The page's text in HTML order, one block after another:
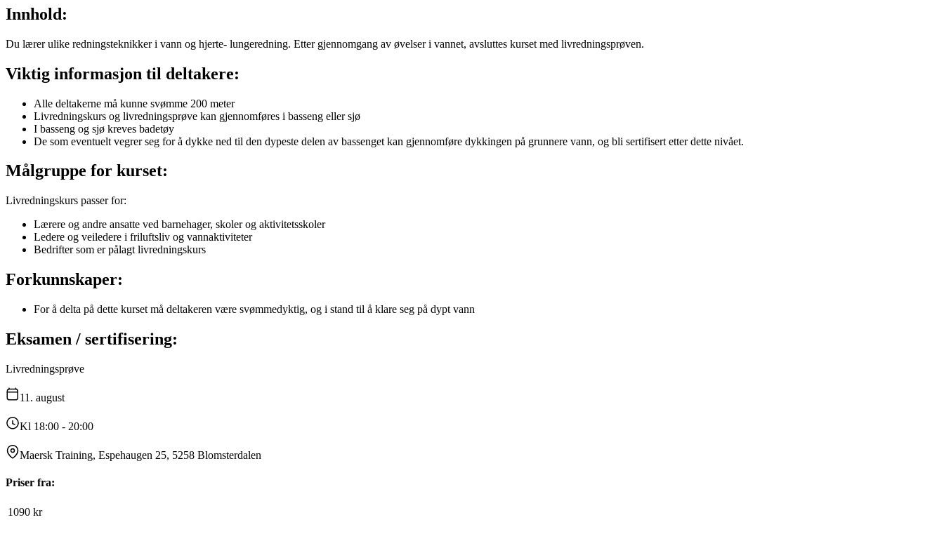
Innhold:
Du lærer ulike redningsteknikker i vann og hjerte- lungeredning. Etter gjennomgang av øvelser i vannet, avsluttes kurset med livredningsprøven.
Viktig informasjon til deltakere:
Alle deltakerne må kunne svømme 200 meter
Livredningskurs og livredningsprøve kan gjennomføres i basseng eller sjø
I basseng og sjø kreves badetøy
De som eventuelt vegrer seg for å dykke ned til den dypeste delen av bassenget kan gjennomføre dykkingen på grunnere vann, og bli sertifisert etter dette nivået.
Målgruppe for kurset:
Livredningskurs passer for:
Lærere og andre ansatte ved barnehager, skoler og aktivitetsskoler
Ledere og veiledere i friluftsliv og vannaktiviteter
Bedrifter som er pålagt livredningskurs
Forkunnskaper:
For å delta på dette kurset må deltakeren være svømmedyktig, og i stand til å klare seg på dypt vann
Eksamen / sertifisering:
Livredningsprøve
11. august
Kl 18:00 - 20:00
Maersk Training, Espehaugen 25, 5258 Blomsterdalen
Priser fra:
1090 kr